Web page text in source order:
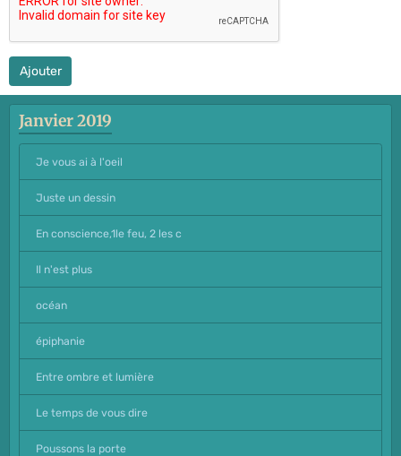
Ajouter
Janvier 2019
Je vous ai à l'oeil
Juste un dessin
En conscience,1le feu, 2 les c
Il n'est plus
océan
épiphanie
Entre ombre et lumière
Le temps de vous dire
Poussons la porte